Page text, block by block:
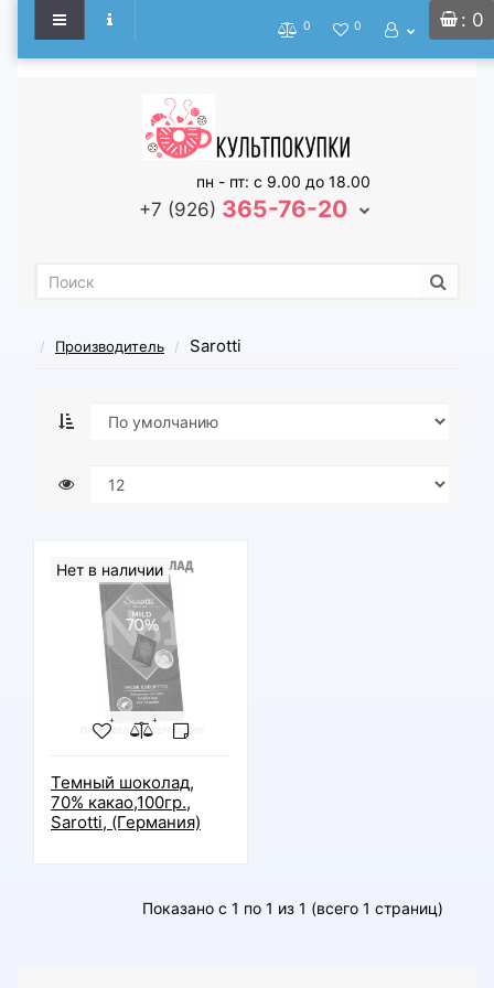
: 0
0 0
пн - пт: с 9.00 до 18.00
+7 (926) 365-76-20
Производитель Sarotti
Нет в наличии
Темный шоколад,
70% какао,100гр.,
Sarotti, (Германия)
Показано с 1 по 1 из 1 (всего 1 страниц)